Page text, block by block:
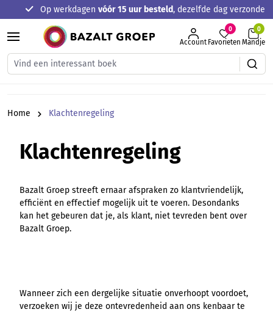
Op werkdagenvóór 15 uur besteld, dezelfde dag verzonden
Account Favorieten Mandje
0
Home Klachtenregeling
Klachtenregeling
Bazalt Groep streeft ernaar afspraken zo klantvriendelijk,
efficiënt en effectief mogelijk uit te voeren. Desondanks
kan het gebeuren dat je, als klant, niet tevreden bent over
Bazalt Groep.
Wanneer zich een dergelijke situatie onverhoopt voordoet,
verzoeken wij je deze ontevredenheid aan ons kenbaar te